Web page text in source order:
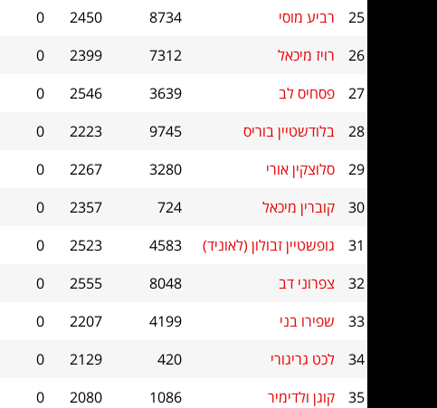
25
רביע מוסי 8734
2450
0
26
רויז מיכאל 7312
2399
0
27
פסחיס לב 3639
2546
0
28
בלודשטיין בוריס 9745
2223
0
29
סלוצקין אורי 3280
2267
0
30
קוברין מיכאל 724
2357
0
31
גופשטיין זבולון (לאוניד) 4583
2523
0
32
צפרוני דב 8048
2555
0
33
שפירו בני 4199
2207
0
34
לכט גריגורי 420
2129
0
35
קוגן ולדימיר 1086
2080
0